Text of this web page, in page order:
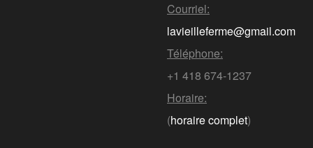
Courriel:
lavieilleferme@gmail.com
Téléphone:
+1 418 674-1237
Horaire:
(horaire complet)